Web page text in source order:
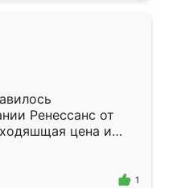
Ренессанс от
цена и
Приехавший
самый
1